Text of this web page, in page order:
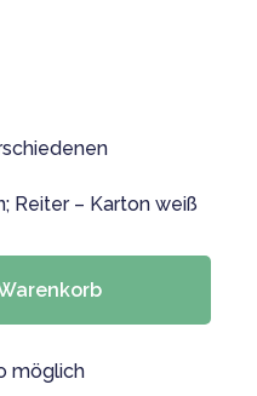
Reiter – Karton weiß
möglich